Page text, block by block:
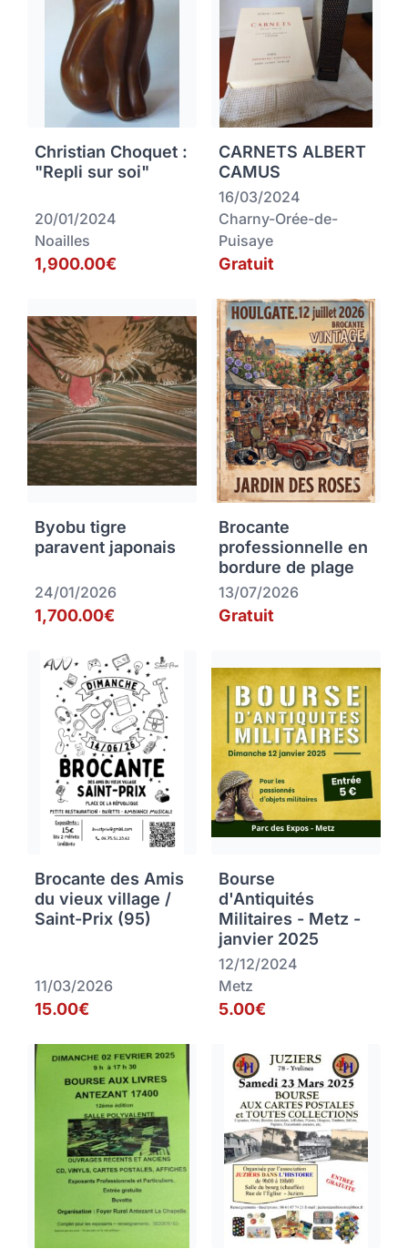
Christian Choquet :
"Repli sur soi"
20/01/2024
Noailles
1,900.00€
CARNETS ALBERT
CAMUS
16/03/2024
Charny-Orée-de-
Puisaye
Gratuit
Byobu tigre
paravent japonais
24/01/2026
1,700.00€
Brocante
professionnelle en
bordure de plage
13/07/2026
Gratuit
Brocante des Amis
du vieux village /
Saint-Prix (95)
11/03/2026
15.00€
Bourse
d'Antiquités
Militaires - Metz -
janvier 2025
12/12/2024
Metz
5.00€